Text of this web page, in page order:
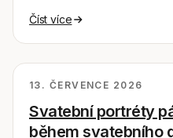
Číst více
13. ČERVENCE 2026
Svatební portréty
během svatebního